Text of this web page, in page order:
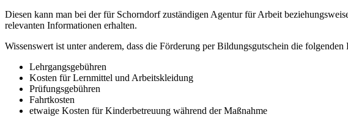
Diesen kann man bei der für Schorndorf zuständigen Agentur für Arbeit
relevanten Informationen erhalten.
Wissenswert ist unter anderem, dass die Förderung per Bildungsgutschein die folgenden
Lehrgangsgebühren
Kosten für Lernmittel und Arbeitskleidung
Prüfungsgebühren
Fahrtkosten
etwaige Kosten für Kinderbetreuung während der Maßnahme